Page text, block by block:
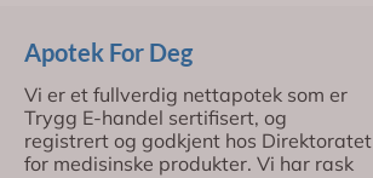
Apotek For Deg
Vi er et fullverdig nettapotek som er
Trygg E-handel sertifisert, og
registrert og godkjent hos Direktoratet
for medisinske produkter. Vi har rask